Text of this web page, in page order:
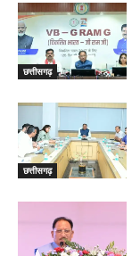
छत्तीसगढ़
छत्तीसगढ़